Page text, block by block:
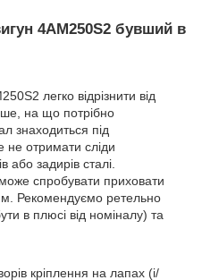
4АМ250S2 бувший в
легко відрізнити від
на що потрібно
знаходиться під
отримати сліди
або задирів сталі.
спробувати приховати
Рекомендуємо ретельно
в плюсі від номіналу) та
кріплення на лапах (і/